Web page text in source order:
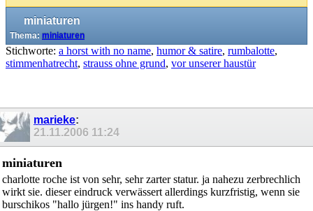
miniaturen
Thema: miniaturen
Stichworte: a horst with no name, humor & satire, rumbalotte,
stimmenhatrecht, strauss ohne grund, vor unserer haustür
marieke:
21.11.2006 11:24
miniaturen
charlotte roche ist von sehr, sehr zarter statur. ja nahezu zerbrechlich
wirkt sie. dieser eindruck verwässert allerdings kurzfristig, wenn sie
burschikos "hallo jürgen!" ins handy ruft.